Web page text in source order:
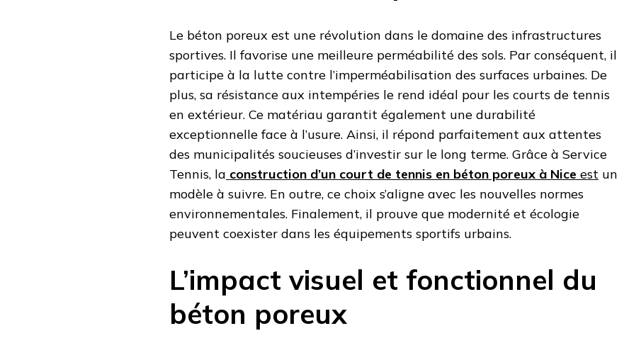
Le béton poreux est une révolution dans le domaine des infrastructures
sportives. Il favorise une meilleure perméabilité des sols. Par conséquent, il
participe à la lutte contre l’imperméabilisation des surfaces urbaines. De
plus, sa résistance aux intempéries le rend idéal pour les courts de tennis
en extérieur. Ce matériau garantit également une durabilité
exceptionnelle face à l’usure. Ainsi, il répond parfaitement aux attentes
des municipalités soucieuses d’investir sur le long terme. Grâce à Service
Tennis, la construction d’un court de tennis en béton poreux à Nice est un
modèle à suivre. En outre, ce choix s’aligne avec les nouvelles normes
environnementales. Finalement, il prouve que modernité et écologie
peuvent coexister dans les équipements sportifs urbains.
L’impact visuel et fonctionnel du
béton poreux